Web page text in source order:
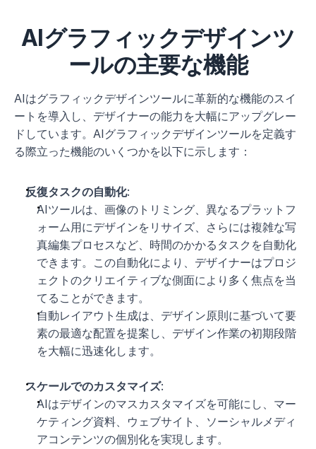
AIグラフィックデザインツ
ールの主要な機能
AIはグラフィックデザインツールに革新的な機能のスイ
ートを導入し、デザイナーの能力を大幅にアップグレー
ドしています。AIグラフィックデザインツールを定義す
る際立った機能のいくつかを以下に示します：
反復タスクの自動化:
AIツールは、画像のトリミング、異なるプラットフ
ォーム用にデザインをリサイズ、さらには複雑な写
真編集プロセスなど、時間のかかるタスクを自動化
できます。この自動化により、デザイナーはプロジ
ェクトのクリエイティブな側面により多く焦点を当
てることができます。
自動レイアウト生成は、デザイン原則に基づいて要
素の最適な配置を提案し、デザイン作業の初期段階
を大幅に迅速化します。
スケールでのカスタマイズ:
AIはデザインのマスカスタマイズを可能にし、マー
ケティング資料、ウェブサイト、ソーシャルメディ
アコンテンツの個別化を実現します。